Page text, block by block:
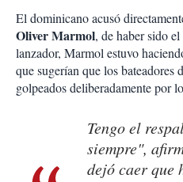
El dominicano acusó
Oliver Marmol, de haber sido
lanzador, Marmol estuvo
que sugerían que los bateadores
golpeados deliberadamente por
Tengo el
siempre",
dejó caer que